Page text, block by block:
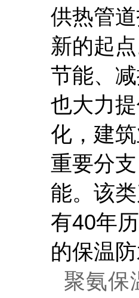
供热管
新的起
节能、
也大力
化，建
重要分
能。该
有40年
的保温
聚氨保